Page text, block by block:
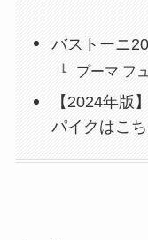
バストーニ
プーマ フ
【2024年版
パイクはこち